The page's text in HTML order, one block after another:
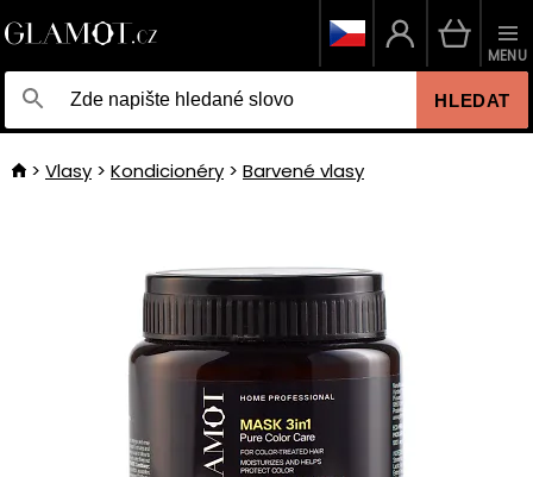
HLEDAT
MENU
Vlasy Kondicionéry Barvené vlasy